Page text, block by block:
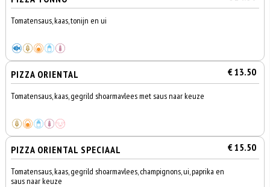
Tomatensaus, kaas, tonijn en ui
PIZZA ORIENTAL € 13.50
Tomatensaus, kaas, gegrild shoarmavlees met saus naar keuze
PIZZA ORIENTAL SPECIAAL € 15.50
Tomatensaus, kaas, gegrild shoarmavlees, champignons, ui, paprika en
saus naar keuze